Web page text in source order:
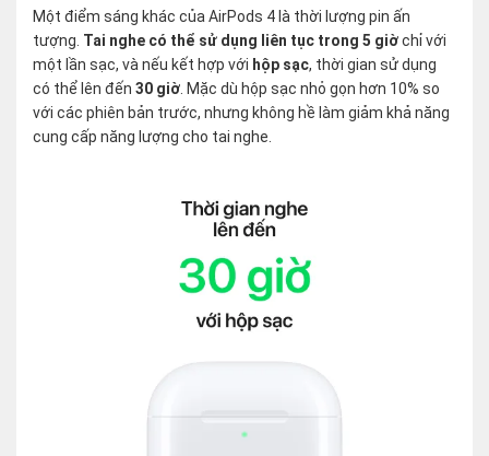
Một điểm sáng khác của AirPods 4 là thời lượng pin ấn
tượng. Tai nghe có thể sử dụng liên tục trong 5 giờchỉ với
một lần sạc, và nếu kết hợp với hộp sạc, thời gian sử dụng
có thể lên đến 30 giờ . Mặc dù hộp sạc nhỏ gọn hơn 10% so
với các phiên bản trước, nhưng không hề làm giảm khả năng
cung cấp năng lượng cho tai nghe.